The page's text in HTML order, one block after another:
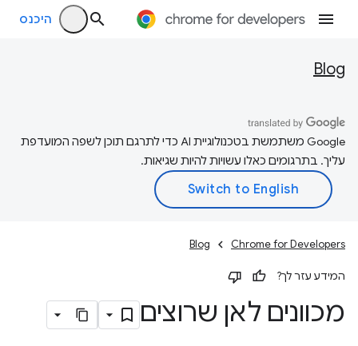
היכנס
Blog
‫Google משתמשת בטכנולוגיית AI כדי לתרגם תוכן לשפה המועדפת
עליך. בתרגומים כאלו עשויות להיות שגיאות.
Chrome for Developers
Blog
המידע עזר לך?
מכוונים לאן שרוצים